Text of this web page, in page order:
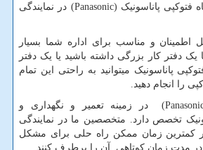
فتوکپی پاناسونیک Panasonic)) در نمایندگی
اطمینان و مناسب برای اداره شما بسیار
کار بزرگی داشته باشید یا یک دفتر
پاناسونیک میتوانید به راحتی این تمام
را انجام دهید.
) در زمینه تعمیر و نگهداری و
تخصص دارد. متخصصین ما در نمایندگی
در کمترین زمان ممکن راه حلی برای مشکل
در مدت زمان کوتاهی آن را برطرف کنند.